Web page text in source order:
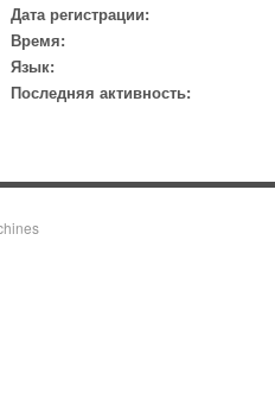
Дата регистрации:
Время:
Язык:
Последняя активность: